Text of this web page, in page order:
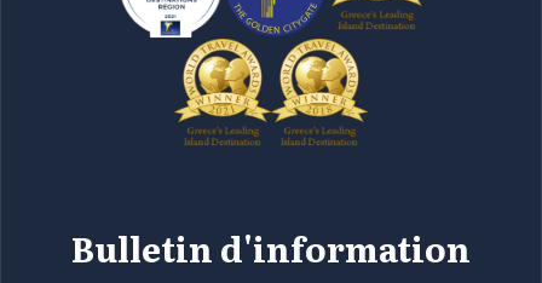
Bulletin d'information